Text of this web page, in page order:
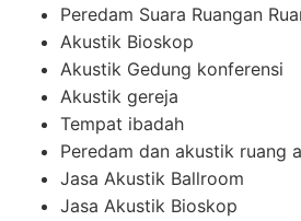
Peredam Suara Ruangan
Akustik Bioskop
Akustik Gedung konferensi
Akustik gereja
Tempat ibadah
Peredam dan akustik ruang
Jasa Akustik Ballroom
Jasa Akustik Bioskop